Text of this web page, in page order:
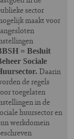
sector
maakt voor
= Besluit
Sociale
Daarin
de regels
toegelaten
in de
huursector en
werkdomein